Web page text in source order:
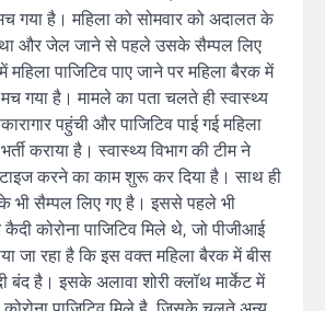
गया है। महिला को सोमवार को अदालत के
और जेल जाने से पहले उसके सैम्पल लिए
महिला पाजिटिव पाए जाने पर महिला बैरक में
गया है। मामले का पता चलते ही स्वास्थ्य
पहुंची और पाजिटिव पाई गई महिला
कराया है। स्वास्थ्य विभाग की टीम ने
करने का काम शुरू कर दिया है। साथ ही
भी सैम्पल लिए गए है। इससे पहले भी
कोरोना पाजिटिव मिले थे, जो पीजीआई
जा रहा है कि इस वक्त महिला बैरक में बीस
बंद है। इसके अलावा शोरी क्लॉथ मार्केट में